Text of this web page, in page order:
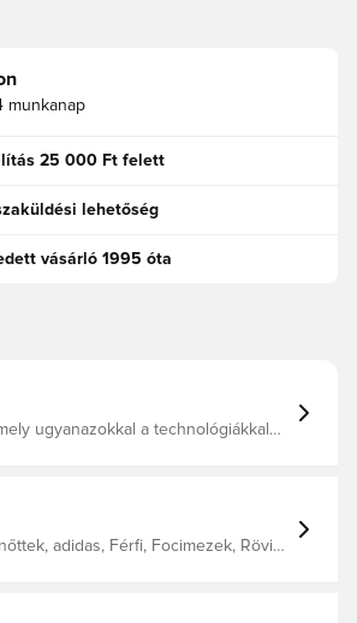
munkanap
25 000 Ft felett
lehetőség
vásárló 1995 óta
ugyanazokkal a technológiákkal
és kényelmesen tart, hogy
adidas, Férfi, Focimezek, Rövid